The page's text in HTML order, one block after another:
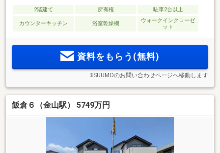
2階建て 所有権 駐車2台以上
カウンターキッチン 浴室乾燥機
ウォークインクローゼ
ット
資料をもらう(無料)
※SUUMOのお問い合わせページへ移動します
飯倉６（金山駅） 5749万円